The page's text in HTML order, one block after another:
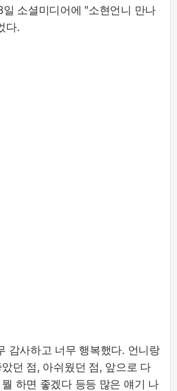
소셜미디어에 "소현언니 만나
다.
감사하고 너무 행복했다. 언니랑
던 점, 아쉬웠던 점, 앞으로 다
하면 좋겠다 등등 많은 얘기 나